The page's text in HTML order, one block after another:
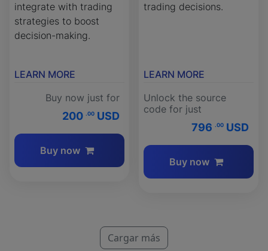
integrate with trading
strategies to boost
decision-making.
LEARN MORE
Buy now just for
200 .00 USD
Buy now
trading decisions.
LEARN MORE
Unlock the source
code for just
796 .00 USD
Buy now
Cargar más